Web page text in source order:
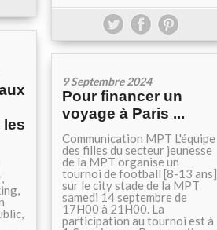
les
9 Septembre 2024
Pour financer un
voyage à Paris ...
Communication MPT L'équipe
des filles du secteur jeunesse
de la MPT organise un
tournoi de football [8-13 ans]
sur le city stade de la MPT
samedi 14 septembre de
17H00 à 21H00. La
participation au tournoi est à